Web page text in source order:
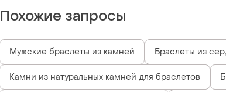
Похожие запросы
Мужские браслеты из камней Браслеты из
Камни из натуральных камней для браслетов